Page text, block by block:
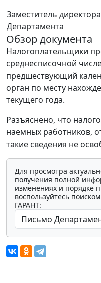
Заместитель директора
Департамента
Обзор документа
Налогоплательщики
среднесписочной
предшествующий
орган по месту
текущего года.
Разъяснено, что
наемных работников,
такие сведения не
Для просмотра
получения полной
изменениях и порядке
воспользуйтесь
ГАРАНТ: